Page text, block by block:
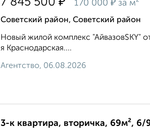
170 000 ₽ за м²
Советский район, Советский район
Новый жилой комплекс "АйвазовSKY"
я Краснодарская....
Агентство, 06.08.2026
3-к квартира, вторичка, 69м², 6/